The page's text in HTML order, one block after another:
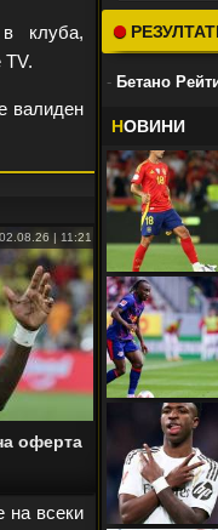
клуба,
TV.
валиден
02.08.26 | 11:21
оферта
на всеки
- Бетано
НОВИНИ